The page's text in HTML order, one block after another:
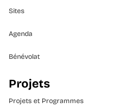
Sites
Agenda
Bénévolat
Projets
Projets et Programmes